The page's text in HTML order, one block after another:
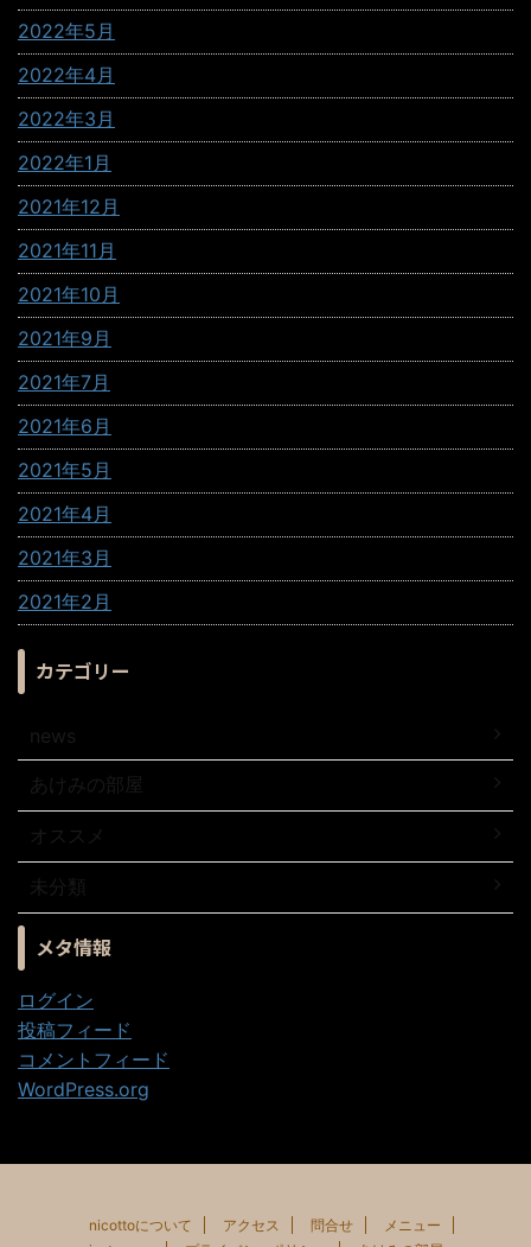
2022年5月
2022年4月
2022年3月
2022年1月
2021年12月
2021年11月
2021年10月
2021年9月
2021年7月
2021年6月
2021年5月
2021年4月
2021年3月
2021年2月
カテゴリー
news
あけみの部屋
オススメ
未分類
メタ情報
ログイン
投稿フィード
コメントフィード
WordPress.org
nicottoについて アクセス 問合せ
メニュー